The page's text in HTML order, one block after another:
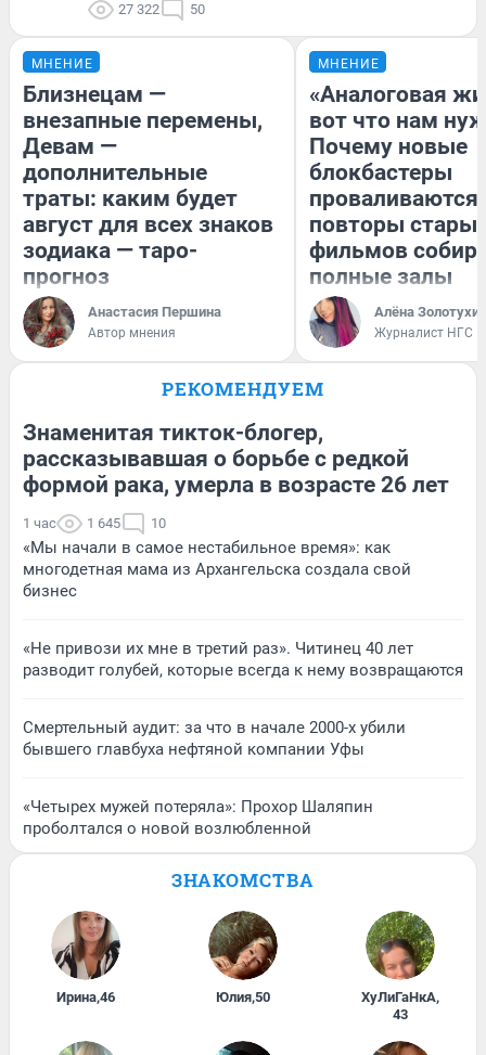
27 322 50
МНЕНИЕ
Близнецам —
внезапные перемены,
Девам —
дополнительные
траты: каким будет
август для всех знаков
зодиака — таро-
прогноз
Анастасия Першина
Автор мнения
МНЕНИЕ
«Аналоговая
вот что нам
Почему новые
блокбастеры
повторы
фильмов
полные залы
Алёна
Журналист НГС
РЕКОМЕНДУЕМ
Знаменитая тикток-блогер,
рассказывавшая о борьбе с редкой
формой рака, умерла в возрасте 26 лет
1 час 1 645 10
«Мы начали в самое нестабильное время»: как
многодетная мама из Архангельска создала свой
бизнес
«Не привози их мне в третий раз». Читинец 40 лет
разводит голубей, которые всегда к нему возвращаются
Смертельный аудит: за что в начале 2000-х убили
бывшего главбуха нефтяной компании Уфы
«Четырех мужей потеряла»: Прохор Шаляпин
проболтался о новой возлюбленной
ЗНАКОМСТВА
Ирина,46 Юлия,50 ХуЛиГаНкА,
43